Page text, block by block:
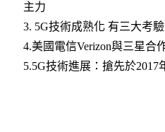
主力
3. 5G技術成熟化 有三大考驗
4.美國電信Verizon與三星合
5.5G技術進展：搶先於2017